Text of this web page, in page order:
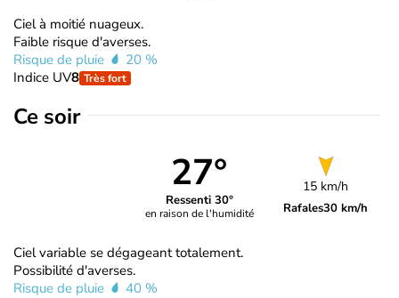
Ciel à moitié nuageux.
Faible risque d'averses.
Risque de pluie
20 %
Indice UV8 Très fort
Ce soir
27°
Ressenti 30°
en raison de l'humidité
15 km/h
Rafales30 km/h
Ciel variable se dégageant totalement.
Possibilité d'averses.
Risque de pluie
40 %